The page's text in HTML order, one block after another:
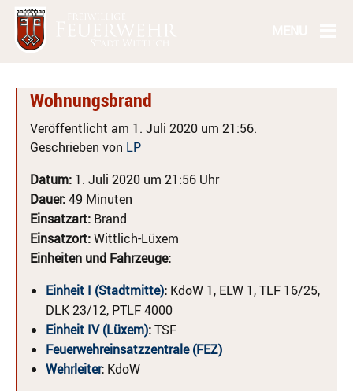
Wohnungsbrand
Veröffentlicht am 1. Juli 2020 um 21:56.
Geschrieben von LP
Datum: 1. Juli 2020 um 21:56 Uhr
Dauer:49 Minuten
Einsatzart: Brand
Einsatzort:Wittlich-Lüxem
Einheiten und Fahrzeuge:
Einheit I (Stadtmitte): KdoW 1, ELW 1, TLF 16/25,
DLK 23/12, PTLF 4000
Einheit IV (Lüxem):TSF
Feuerwehreinsatzzentrale (FEZ)
Wehrleiter: KdoW